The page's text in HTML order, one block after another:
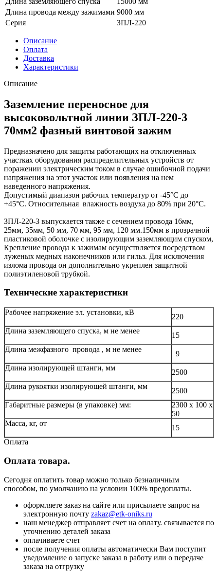
Длина провода между зажимами 9000 мм
Серия
ЗПЛ-220
Описание
Оплата
Доставка
Характеристики
Описание
Заземление переносное для
высоковольтной линии ЗПЛ-220-3
70мм2 фазный винтовой зажим
Предназначено для защиты работающих на отключенных
участках оборудования распределительных устройств от
поражении электрическим током в случае ошибочной подачи
напряжения на этот участок или появления на нем
наведенного напряжения.
Допустимый диапазон рабочих температур от -45°С до
+45°С. Относительная влажность воздуха до 80% при 20°С.
ЗПЛ-220-3 выпускается также с сечением провода 16мм,
25мм, 35мм, 50 мм, 70 мм, 95 мм, 120 мм.150мм в прозрачной
пластиковой оболочке с изолирующим заземляющим спуском,
Крепление провода к зажимам осуществляется посредством
луженых медных наконечников или гильз. Для исключения
излома провода он дополнительно укреплен защитной
полиэтиленовой трубкой.
Технические характеристики
Рабочее напряжение эл. установки, кВ
220
Длина заземляющего спуска, м не менее
15
Длина межфазного провода , м не менее
9
Длина изолирующей штанги, мм
2500
Длина рукоятки изолирующей штанги, мм
2500
Габаритные размеры (в упаковке) мм:
2300 x 100 x
50
Масса, кг, от
15
Оплата
Оплата товара.
Сегодня оплатить товар можно только безналичным
способом, по умолчанию на условии 100% предоплаты.
оформляете заказ на сайте или присылаете запрос на
электронную почту zakaz@etk-oniks.ru
наш менеджер отправляет счет на оплату. связывается по
уточнению деталей заказа
оплачиваете счет
после получения оплаты автоматически Вам поступит
уведомление о запуске заказа в работу или о передаче
заказа на отгрузку